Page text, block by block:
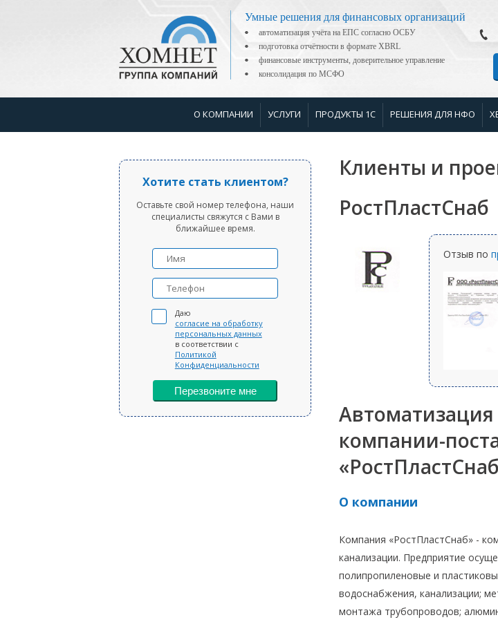
Умные решения для финансовых организаций
автоматизация учёта на ЕПС согласно ОСБУ
подготовка отчётности в формате XBRL
финансовые инструменты, доверительное управление
консолидация по МСФО
О КОМПАНИИ УСЛУГИ ПРОДУКТЫ 1С РЕШЕНИЯ ДЛЯ НФО
Хотите стать клиентом?
Оставьте свой номер телефона, наши
специалисты свяжутся с Вами в
ближайшее время.
Даю
согласие на обработку
персональных данных
в соответствии с
Политикой
Конфиденциальности
Перезвоните мне
Клиенты и
РостПластСнаб
Отзыв по
Автоматизация
компании-
О компании
Компания «РостПластСнаб» -
канализации. Предприятие
полипропиленовые и
водоснабжения, канализации;
монтажа трубопроводов;